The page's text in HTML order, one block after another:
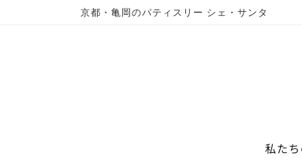
京都・亀岡のパティスリー シェ・サンタ
私た